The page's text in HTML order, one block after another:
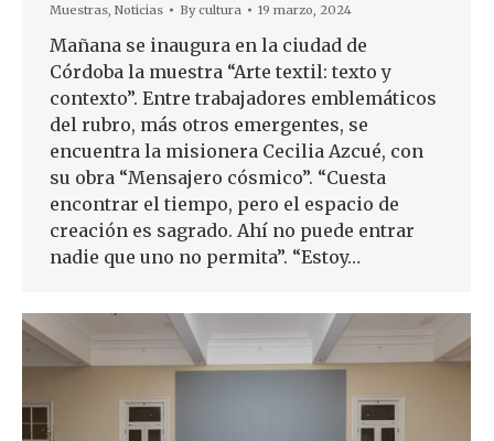
Muestras Noticias Bycultura 19 marzo, 2024
Mañana se inaugura en la ciudad de
Córdoba la muestra “Arte textil: texto y
contexto”. Entre trabajadores emblemáticos
del rubro, más otros emergentes, se
encuentra la misionera Cecilia Azcué, con
su obra “Mensajero cósmico”. “Cuesta
encontrar el tiempo, pero el espacio de
creación es sagrado. Ahí no puede entrar
nadie que uno no permita”. “Estoy…